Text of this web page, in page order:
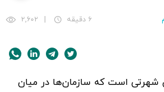
۶ دقیقه ۲,۶۰۲
شهرتی است که سازمان‌ها در میان